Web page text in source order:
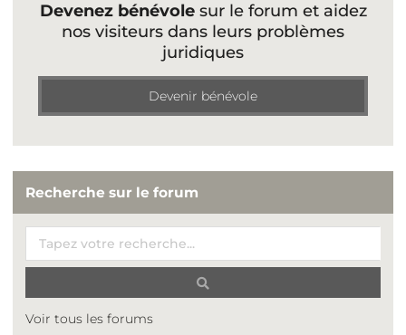
Devenez bénévolesur le forum et aidez
nos visiteurs dans leurs problèmes
juridiques
Devenir bénévole
Recherche sur le forum
Voir tous les forums